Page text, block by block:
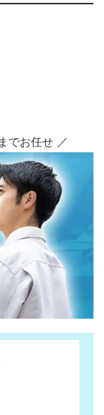
でお任せ ／